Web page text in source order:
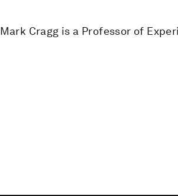
Mark Cragg is a Professor of